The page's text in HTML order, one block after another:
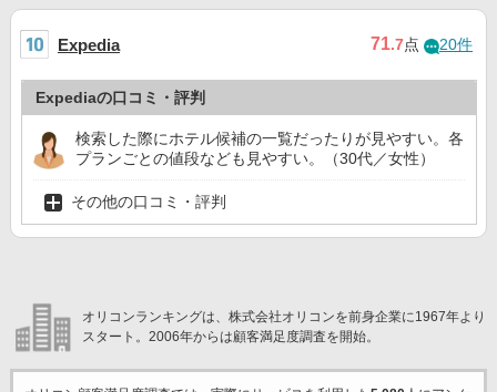
Expedia 71.7点 20件
Expediaの口コミ・評判
検索した際にホテル候補の一覧だったりが見やすい。各
プランごとの値段なども見やすい。（30代／女性）
その他の口コミ・評判
オリコンランキングは、株式会社オリコンを前身企業に1967年より
スタート。2006年からは顧客満足度調査を開始。